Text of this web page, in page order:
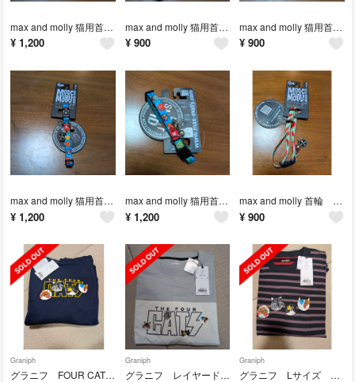
max and molly 猫用首輪 ヒーローズ
¥ 1,200
max and molly 猫用首輪 ヒーローズ
¥ 900
max and molly 猫用首輪 ルーラー
¥ 900
max and molly 猫用首輪 リトル・モンスターズ
¥ 1,200
max and molly 猫用首輪 リトル・モンスターズ
¥ 1,200
max and molly 首輪 猫用 Cat スイカ柄
¥ 900
Graniph
グラニフ FOUR CATS パーカーS 秋冬物
Graniph
グラニフ レイヤードT（Tシャツ）Lサイズ FOUR CATS
Graniph
グラニフ Lサイズ ビッグT FOUR CATS ボーダー